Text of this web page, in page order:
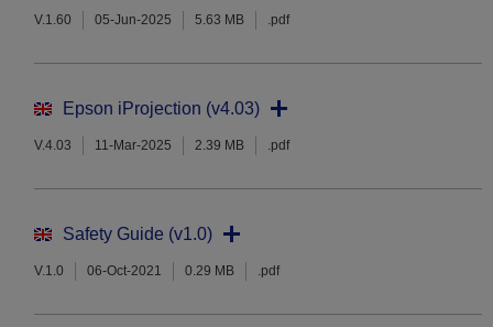
V.1.60 05-Jun-2025 5.63 MB .pdf
Epson iProjection (v4.03)
V.4.03 11-Mar-2025 2.39 MB .pdf
Safety Guide (v1.0)
V.1.0 06-Oct-2021 0.29 MB .pdf